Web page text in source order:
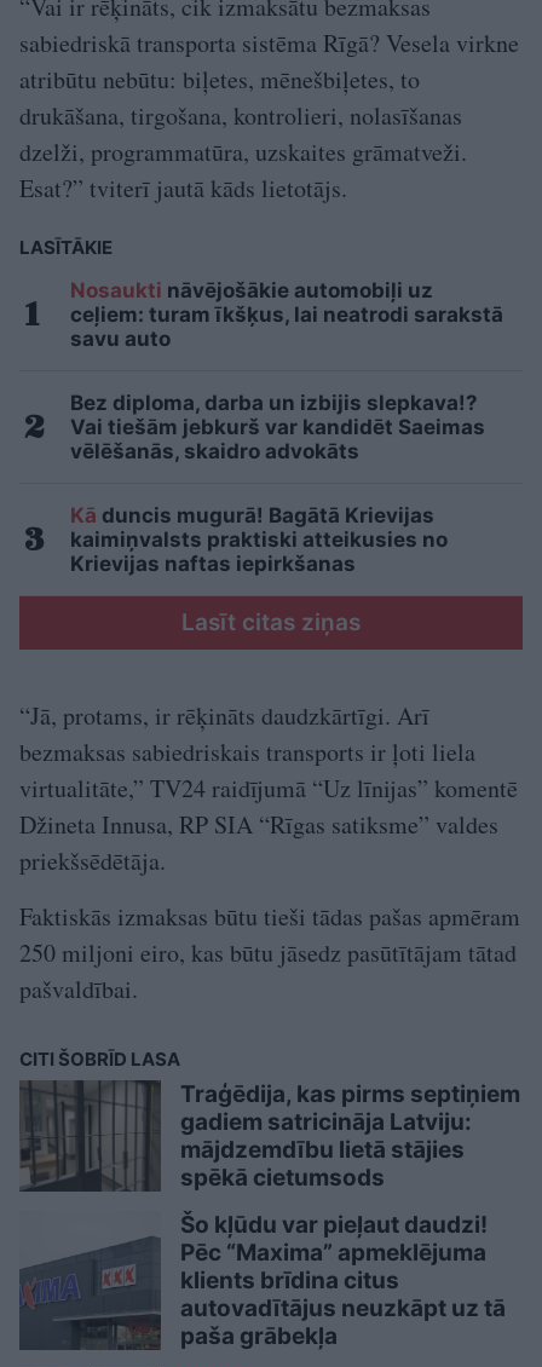
sabiedriskā transporta sistēma Rīgā? Vesela virkne
atribūtu nebūtu: biļetes, mēnešbiļetes, to
drukāšana, tirgošana, kontrolieri, nolasīšanas
dzelži, programmatūra, uzskaites grāmatveži.
Esat?” tviterī jautā kāds lietotājs.
LASĪTĀKIE
Nosaukti nāvējošākie automobiļi uz
ceļiem: turam īkšķus, lai neatrodi sarakstā
savu auto
Bez diploma, darba un izbijis slepkava!?
Vai tiešām jebkurš var kandidēt Saeimas
vēlēšanās, skaidro advokāts
Kā duncis mugurā! Bagātā Krievijas
kaimiņvalsts praktiski atteikusies no
Krievijas naftas iepirkšanas
Lasīt citas ziņas
“Jā, protams, ir rēķināts daudzkārtīgi. Arī
bezmaksas sabiedriskais transports ir ļoti liela
virtualitāte,” TV24 raidījumā “Uz līnijas” komentē
Džineta Innusa, RP SIA “Rīgas satiksme” valdes
priekšsēdētāja.
Faktiskās izmaksas būtu tieši tādas pašas apmēram
250 miljoni eiro, kas būtu jāsedz pasūtītājam tātad
pašvaldībai.
CITI ŠOBRĪD LASA
Traģēdija, kas pirms septiņiem
gadiem satricināja Latviju:
mājdzemdību lietā stājies
spēkā cietumsods
Šo kļūdu var pieļaut daudzi!
Pēc “Maxima” apmeklējuma
klients brīdina citus
autovadītājus neuzkāpt uz tā
paša grābekļa